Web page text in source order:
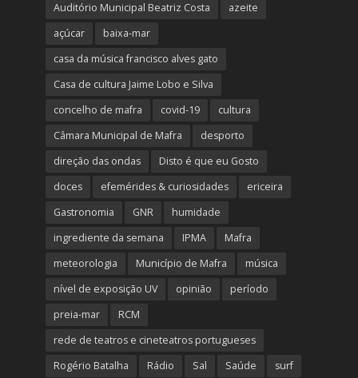
Auditório Municipal Beatriz Costa
azeite
açúcar
baixa-mar
casa da música francisco alves gato
Casa de cultura Jaime Lobo e Silva
concelho de mafra
covid-19
cultura
Câmara Municipal de Mafra
desporto
direção das ondas
Disto é que eu Gosto
doces
efemérides & curiosidades
ericeira
Gastronomia
GNR
humidade
ingrediente da semana
IPMA
Mafra
meteorologia
Município de Mafra
música
nível de exposição UV
opinião
período
preia-mar
RCM
rede de teatros e cineteatros portugueses
Rogério Batalha
Rádio Sal Saúde surf